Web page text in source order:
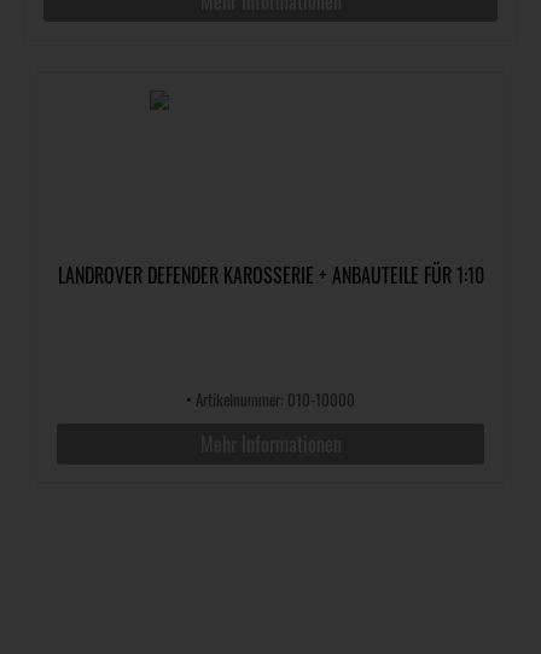
LANDROVER DEFENDER KAROSSERIE + ANBAUTEILE FÜR 1:10
• Artikelnummer: 010-10000